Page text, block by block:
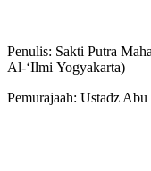
Penulis: Sakti Putra
Al-‘Ilmi Yogyakarta)
Pemurajaah: Ustadz